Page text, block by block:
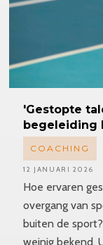
'Gestopte
begeleiding
Hoe ervaren
overgang van
buiten de
weinig bekend.
COACHING
12 JANUARI 2026